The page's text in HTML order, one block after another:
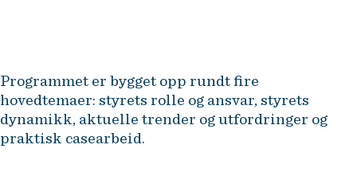
Programmet er bygget opp rundt fire
hovedtemaer: styrets rolle og ansvar, styrets
dynamikk, aktuelle trender og utfordringer og
praktisk casearbeid.